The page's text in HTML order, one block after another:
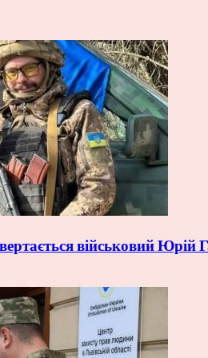
військовий Юрій